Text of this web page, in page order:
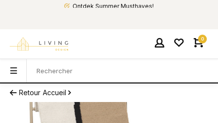
Ontdek Summer Musthaves!
0
Retour Accueil